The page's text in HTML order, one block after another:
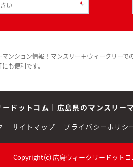
ンション情報！マンスリー＋ウィークリー
も便利です。
ドットコム ｜ 広島県のマンスリー
サイトマップ プライバシーポリシ
Copyright(c) 広島ウィークリードット